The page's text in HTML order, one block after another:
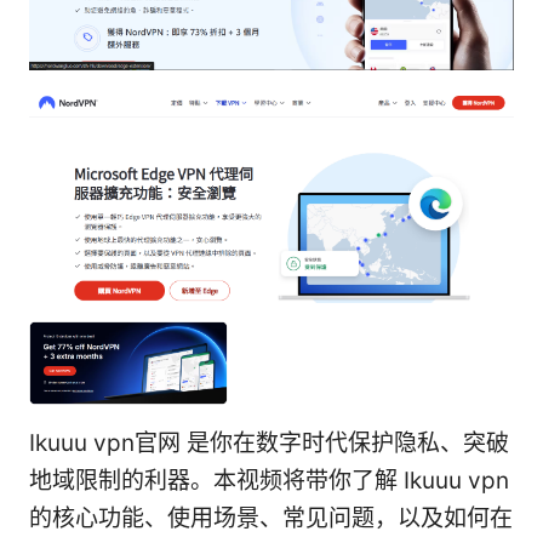
Ikuuu vpn官网 是你在数字时代保护隐私、突破
地域限制的利器。本视频将带你了解 Ikuuu vpn
的核心功能、使用场景、常见问题，以及如何在